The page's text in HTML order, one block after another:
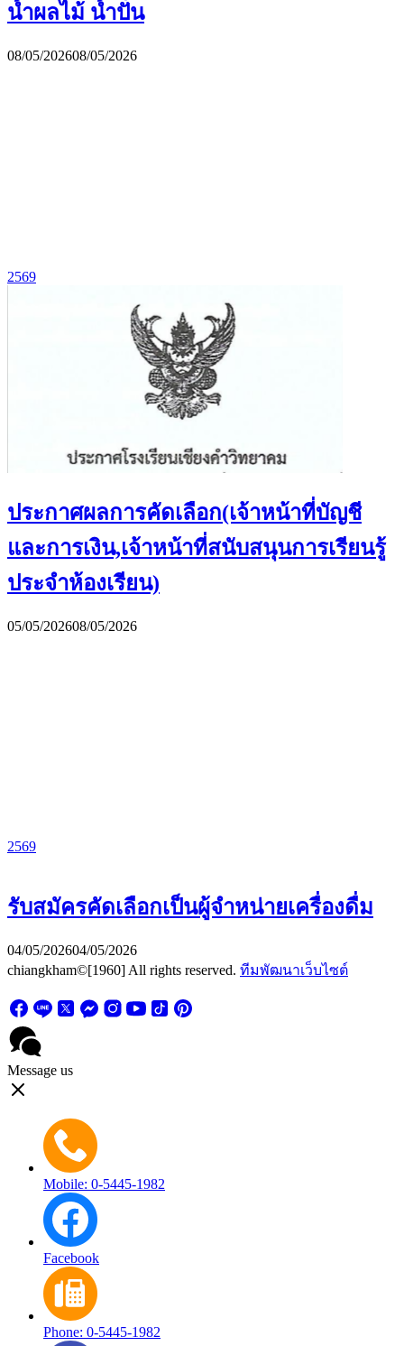
น้ำผลไม้ น้ำปั่น
08/05/202608/05/2026
2569
ประกาศผลการคัดเลือก(เจ้าหน้าที่บัญชี
และการเงิน,เจ้าหน้าที่สนับสนุนการเรียนรู้
ประจำห้องเรียน)
05/05/202608/05/2026
2569
รับสมัครคัดเลือกเป็นผู้จำหน่ายเครื่องดื่ม
04/05/202604/05/2026
chiangkham©[1960] All rights reserved. ทีมพัฒนาเว็บไซต์
Message us
Mobile: 0-5445-1982
Facebook
Phone: 0-5445-1982